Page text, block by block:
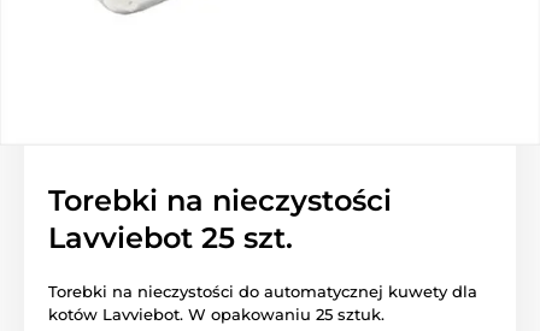
Torebki na nieczystości
Lavviebot 25 szt.
Torebki na nieczystości do automatycznej kuwety dla
kotów Lavviebot. W opakowaniu 25 sztuk.